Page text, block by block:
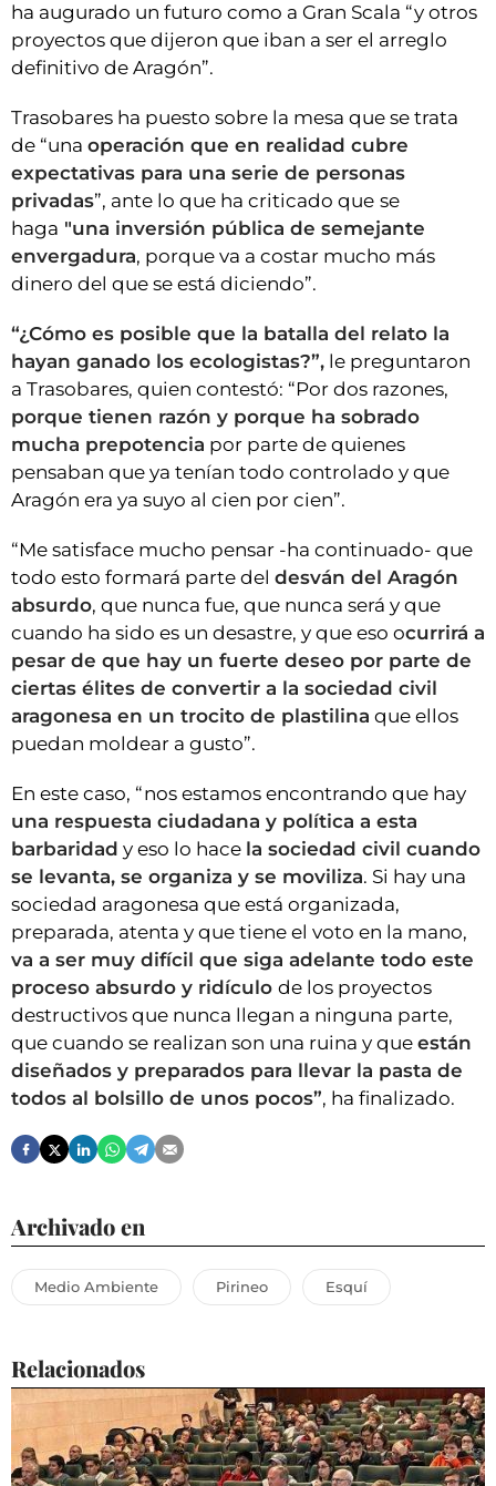
ha augurado un futuro como a Gran Scala “y otros
proyectos que dijeron que iban a ser el arreglo
definitivo de Aragón”.
Trasobares ha puesto sobre la mesa que se trata
de “una operación que en realidad cubre
expectativas para una serie de personas
privadas”, ante lo que ha criticado que se
haga "una inversión pública de semejante
envergadura, porque va a costar mucho más
dinero del que se está diciendo”.
“¿Cómo es posible que la batalla del relato la
hayan ganado los ecologistas?”, le preguntaron
a Trasobares, quien contestó: “Por dos razones,
porque tienen razón y porque ha sobrado
mucha prepotencia por parte de quienes
pensaban que ya tenían todo controlado y que
Aragón era ya suyo al cien por cien”.
“Me satisface mucho pensar -ha continuado- que
todo esto formará parte del desván del Aragón
absurdo, que nunca fue, que nunca será y que
cuando ha sido es un desastre, y que eso ocurrirá a
pesar de que hay un fuerte deseo por parte de
ciertas élites de convertir a la sociedad civil
aragonesa en un trocito de plastilina que ellos
puedan moldear a gusto”.
En este caso, “nos estamos encontrando que hay
una respuesta ciudadana y política a esta
barbaridad y eso lo hace la sociedad civil cuando
se levanta, se organiza y se moviliza. Si hay una
sociedad aragonesa que está organizada,
preparada, atenta y que tiene el voto en la mano,
va a ser muy difícil que siga adelante todo este
proceso absurdo y ridículo de los proyectos
destructivos que nunca llegan a ninguna parte,
que cuando se realizan son una ruina y que están
diseñados y preparados para llevar la pasta de
todos al bolsillo de unos pocos”, ha finalizado.
Archivado en
Medio Ambiente Pirineo Esquí
Relacionados